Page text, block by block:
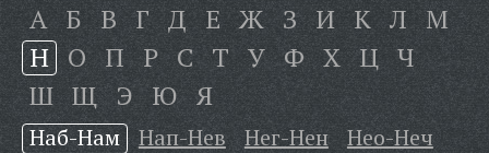
А Б В Г Д Е Ж З И К Л М
Н О П Р С Т У Ф Х Ц Ч
Ш Щ Э Ю Я
Наб-Нам Нап-Нев Нег-Нен
Нео-Неч